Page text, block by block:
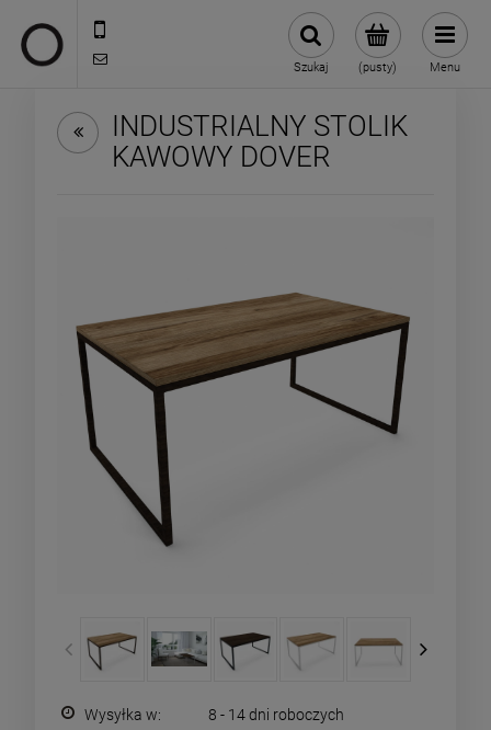
(pusty)
Szukaj Menu
INDUSTRIALNY STOLIK
KAWOWY DOVER
Wysyłka w:
8 - 14 dni roboczych